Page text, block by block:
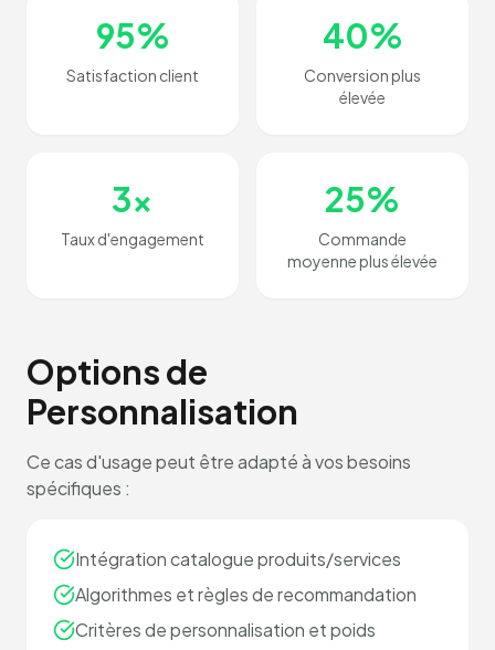
95%
Satisfaction client
40%
Conversion plus
élevée
3x
Taux d'engagement
25%
Commande
moyenne plus élevée
Options de
Personnalisation
Ce cas d'usage peut être adapté à vos besoins
spécifiques :
Intégration catalogue produits/services
Algorithmes et règles de recommandation
Critères de personnalisation et poids